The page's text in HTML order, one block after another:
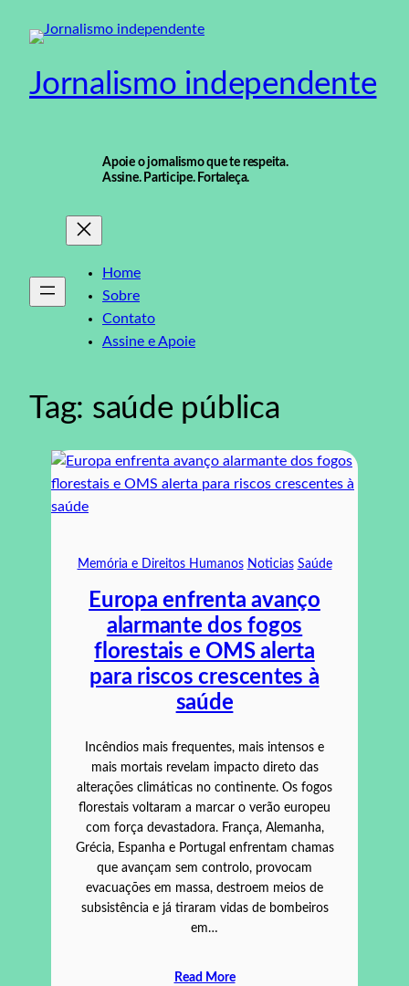
para
conteúdo
Jornalismo independente
Apoie o jornalismo que te respeita.
Assine. Participe. Fortaleça.
Home
Sobre
Contato
Assine e Apoie
Tag: saúde pública
Memória e Direitos Humanos Noticias Saúde
Europa enfrenta avanço
alarmante dos fogos
florestais e OMS alerta
para riscos crescentes à
saúde
Incêndios mais frequentes, mais intensos e
mais mortais revelam impacto direto das
alterações climáticas no continente. Os fogos
florestais voltaram a marcar o verão europeu
com força devastadora. França, Alemanha,
Grécia, Espanha e Portugal enfrentam chamas
que avançam sem controlo, provocam
evacuações em massa, destroem meios de
subsistência e já tiraram vidas de bombeiros
em…
Read More